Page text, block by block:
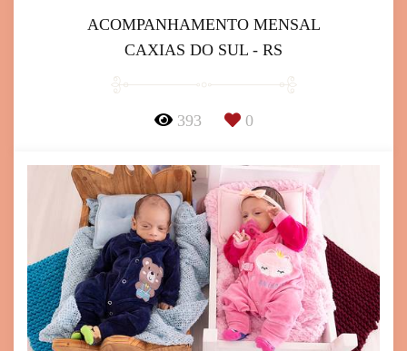
ACOMPANHAMENTO MENSAL
CAXIAS DO SUL - RS
393 0